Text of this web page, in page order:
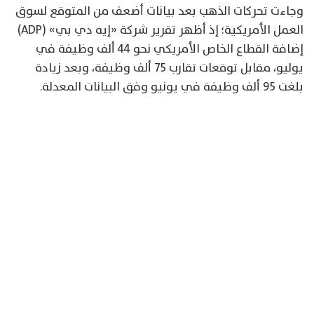
وجاءت تحركات الذهب بعد بيانات أضعف من المتوقع لسوق
العمل الأمريكية؛ إذ أظهر تقرير شركة «إيه دي بي» (ADP)
إضافة القطاع الخاص الأمريكي نحو 44 ألف وظيفة في
يوليو، مقابل توقعات تقارب 75 ألف وظيفة، وبعد زيادة
بلغت 95 ألف وظيفة في يونيو وفق البيانات المعدلة.